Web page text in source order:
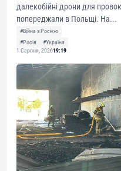
далекобійні дрони для
попереджали в Польщі. На...
#Війна з Росією
#Росія
#Україна
1 Серпня, 202619:19